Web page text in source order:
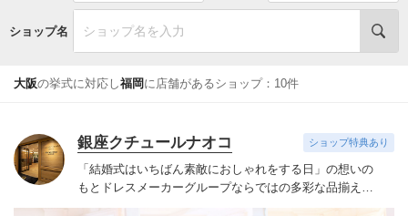
ショップ名
大阪の挙式に対応し福岡 に店舗があるショップ：10件
銀座クチュールナオコ ショップ特典あり
「結婚式はいちばん素敵におしゃれをする日」の想いの
もと ドレスメーカーグループならではの多彩な品揃えで
こだわりをお持ちになる花嫁様のご要望にお応えいたし